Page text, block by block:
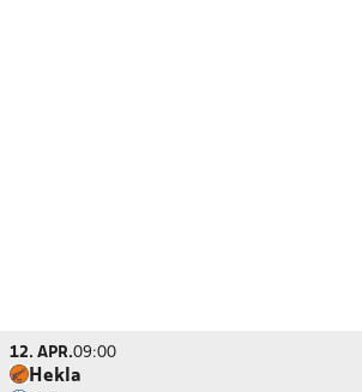
12. APR.09:00
Hekla